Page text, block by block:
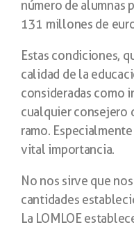
número de alumnas
131 millones de
Estas condiciones,
calidad de la
consideradas como
cualquier consejero
ramo.
vital importancia.
No nos sirve que
cantidades
La LOMLOE